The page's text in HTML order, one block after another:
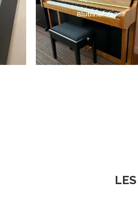
Bluthner 122